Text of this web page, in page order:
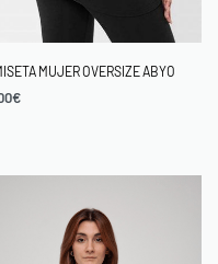
MUJER OVERSIZE ABYO
€